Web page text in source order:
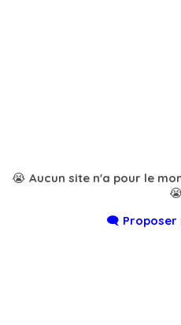
😭 Aucun site n'a pour le
🗨️ Proposer